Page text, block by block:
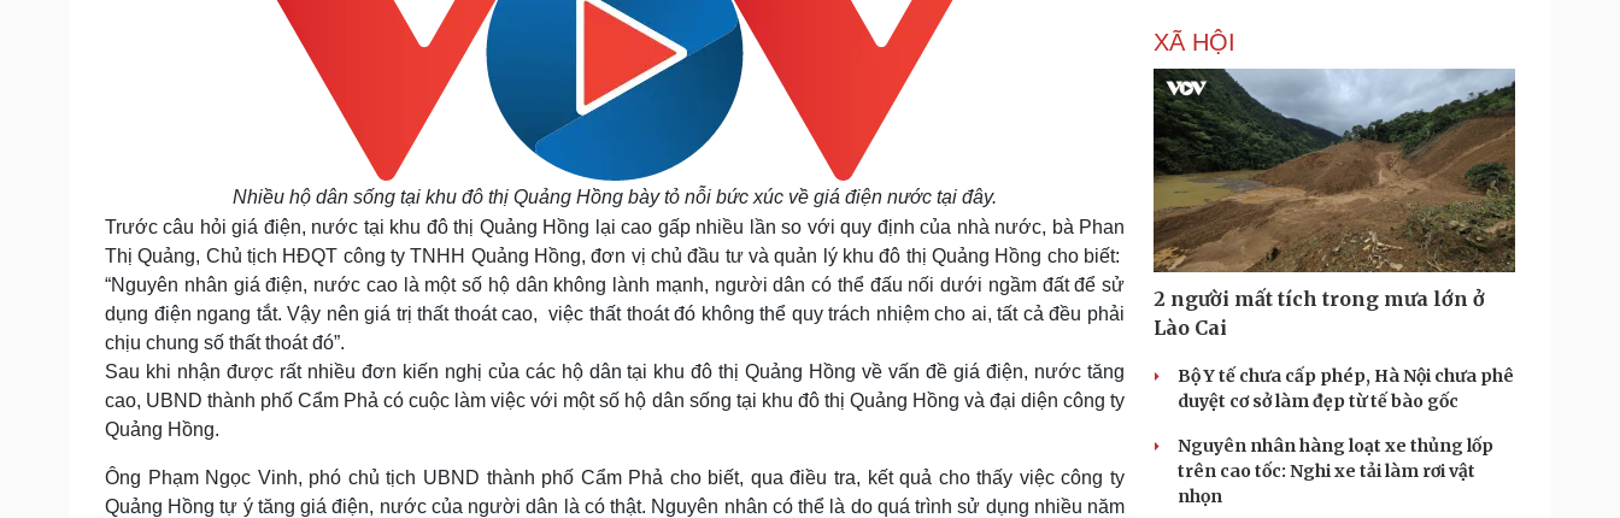
Nhiều hộ dân sống tại khu đô thị Quảng Hồng bày tỏ nỗi bức xúc về giá điện nước tại đây.
Trước câu hỏi giá điện, nước tại khu đô thị Quảng Hồng lại cao gấp nhiều lần so với quy định của nhà nước, bà Phan
Thị Quảng, Chủ tịch HĐQT công ty TNHH Quảng Hồng, đơn vị chủ đầu tư và quản lý khu đô thị Quảng Hồng cho biết:
“Nguyên nhân giá điện, nước cao là một số hộ dân không lành mạnh, người dân có thể đấu nối dưới ngầm đất để sử
dụng điện ngang tắt. Vậy nên giá trị thất thoát cao, việc thất thoát đó không thể quy trách nhiệm cho ai, tất cả đều phải
chịu chung số thất thoát đó”.
Sau khi nhận được rất nhiều đơn kiến nghị của các hộ dân tại khu đô thị Quảng Hồng về vấn đề giá điện, nước tăng
cao, UBND thành phố Cẩm Phả có cuộc làm việc với một số hộ dân sống tại khu đô thị Quảng Hồng và đại diện công ty
Quảng Hồng.
Ông Phạm Ngọc Vinh, phó chủ tịch UBND thành phố Cẩm Phả cho biết, qua điều tra, kết quả cho thấy việc công ty
Quảng Hồng tự ý tăng giá điện, nước của người dân là có thật. Nguyên nhân có thể là do quá trình sử dụng nhiều năm
XÃ HỘI
2 người mất tích trong mưa lớn ở
Lào Cai
Bộ Y tế chưa cấp phép, Hà Nội chưa phê
duyệt cơ sở làm đẹp từ tế bào gốc
Nguyên nhân hàng loạt xe thủng lốp
trên cao tốc: Nghi xe tải làm rơi vật
nhọn